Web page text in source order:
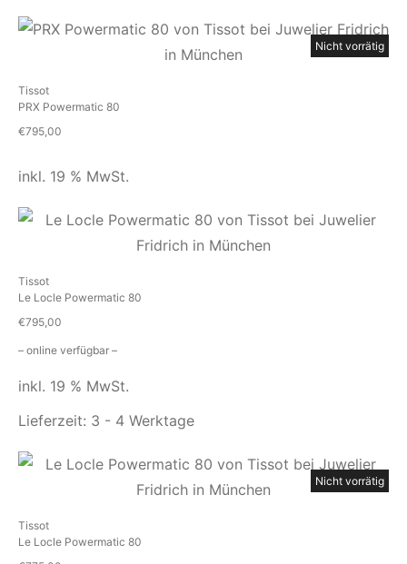
Nicht vorrätig
Tissot
PRX Powermatic 80
€795,00
inkl. 19 % MwSt.
Tissot
Le Locle Powermatic 80
€795,00
– online verfügbar –
inkl. 19 % MwSt.
Lieferzeit: 3 - 4 Werktage
Nicht vorrätig
Tissot
Le Locle Powermatic 80